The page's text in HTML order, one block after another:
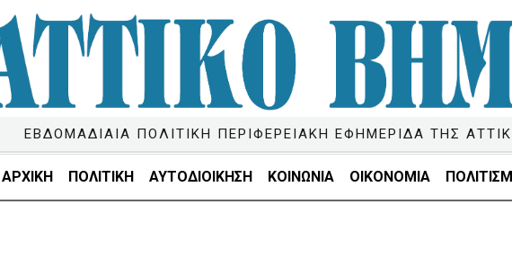
ΕΒΔΟΜΑΔΙΑΙΑ ΠΟΛΙΤΙΚΗ ΠΕΡΙΦΕΡΕΙΑΚΗ ΕΦΗΜΕΡΙΔΑ ΤΗΣ
ΑΡΧΙΚΗ ΠΟΛΙΤΙΚΗ ΑΥΤΟΔΙΟΙΚΗΣΗ ΚΟΙΝΩΝΙΑ ΟΙΚΟΝΟΜΙΑ